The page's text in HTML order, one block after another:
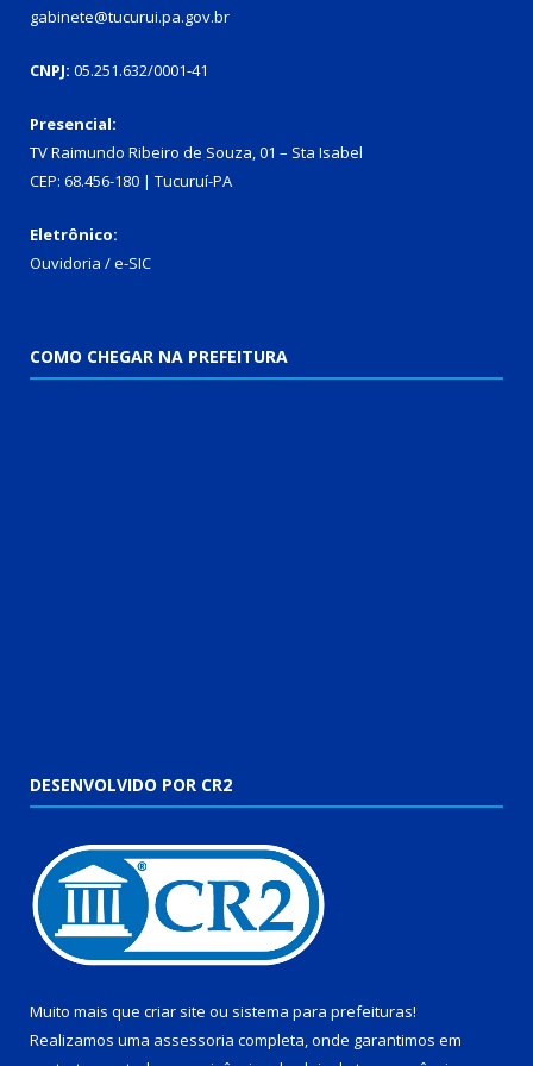
gabinete@tucurui.pa.gov.br
CNPJ: 05.251.632/0001-41
Presencial:
TV Raimundo Ribeiro de Souza, 01 – Sta Isabel
CEP: 68.456-180 | Tucuruí-PA
Eletrônico:
Ouvidoria /e-SIC
COMO CHEGAR NA PREFEITURA
DESENVOLVIDO POR CR2
Muito mais que criar site ou sistema para prefeituras!
Realizamos uma assessoria completa, onde garantimos em